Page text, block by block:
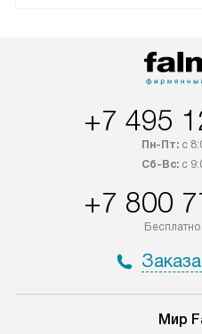
оплачивается
Возможна доставка
+7 495
Пн-Пт:с
Сб-Вс:с
+7 800
Мир